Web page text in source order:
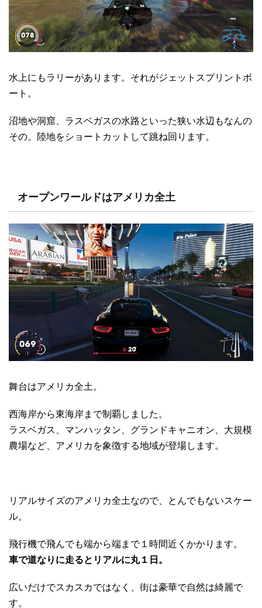
水上にもラリーがあります。それがジェットスプリントボ
ート。
沼地や洞窟、ラスベガスの水路といった狭い水辺もなんの
その。陸地をショートカットして跳ね回ります。
オープンワールドはアメリカ全土
舞台はアメリカ全土。
西海岸から東海岸まで制覇しました。
ラスベガス、マンハッタン、グランドキャニオン、大規模
農場など、アメリカを象徴する地域が登場します。
リアルサイズのアメリカ全土なので、とんでもないスケー
ル。
飛行機で飛んでも端から端まで１時間近くかかります。
車で道なりに走るとリアルに丸１日。
広いだけでスカスカではなく、街は豪華で自然は綺麗で
す。